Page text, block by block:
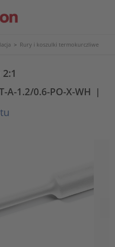
> Rury i koszulki termokurczliwe
A-1.2/0.6-PO-X-WH |